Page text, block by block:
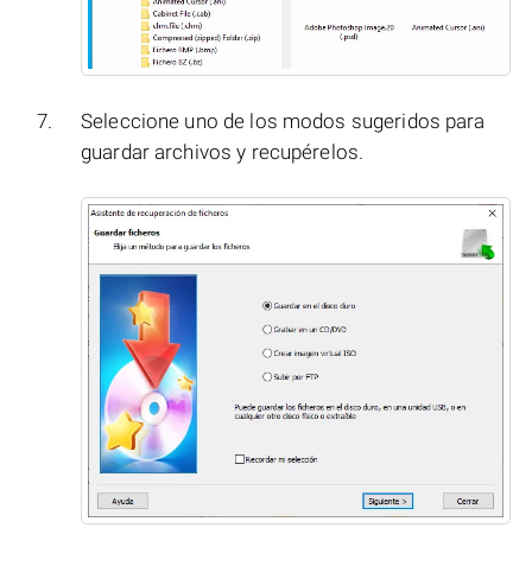
Seleccione uno de los modos sugeridos para
guardar archivos y recupérelos.